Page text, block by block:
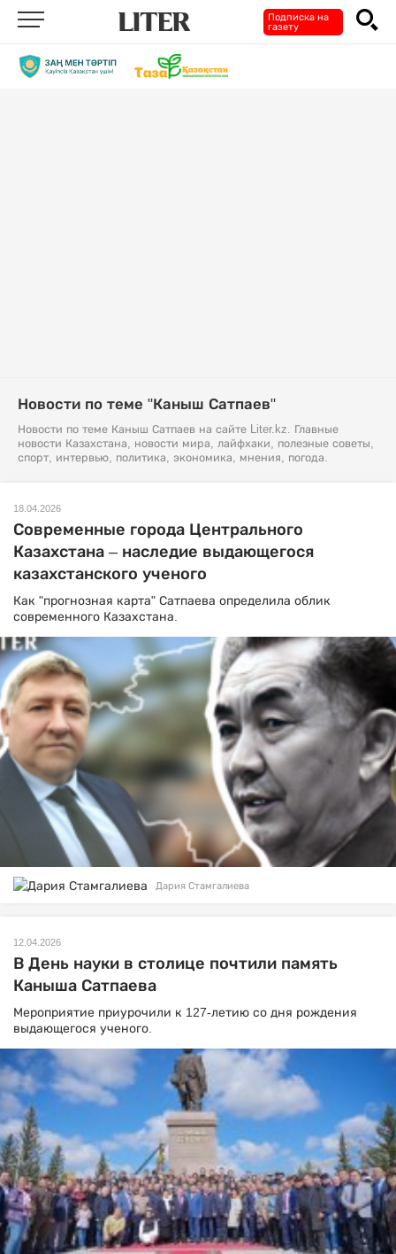
Подписка на
газету
Новости по теме "Каныш Сатпаев"
Новости по теме Каныш Сатпаев на сайте Liter.kz. Главные
новости Казахстана, новости мира, лайфхаки, полезные советы,
спорт, интервью, политика, экономика, мнения, погода.
18.04.2026
Современные города Центрального
Казахстана – наследие выдающегося
казахстанского ученого
Как "прогнозная карта" Сатпаева определила облик
современного Казахстана.
Дария Стамгалиева
12.04.2026
В День науки в столице почтили память
Каныша Сатпаева
Мероприятие приурочили к 127-летию со дня рождения
выдающегося ученого.